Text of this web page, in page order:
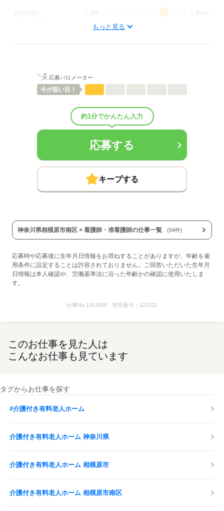
にぎやか
■試用期間の待遇変更有無：無
■試用期間中の労働条件：■その他手当：
生涯設計手当：55,000円を含む
■受動喫煙防止措置：
応募する
もっと見る
応募バロメーター
今が狙い目！
約1分でかんたん入力
応募する
キープする
神奈川県相模原市南区 × 看護師・准看護師の仕事一覧 (54件)
応募時や応募後に生年月日情報をお尋ねすることがありますが、年齢を雇
用条件に設定することは許容されておりません。ご回答いただいた生年月
日情報は本人確認や、労働基準法に沿った年齢かの確認に使用いたしま
す。
仕事No. 1401899 管理番号： 521521
このお仕事を見た人は
こんなお仕事も見ています
タグからお仕事を探す
#介護付き有料老人ホーム
介護付き有料老人ホーム 神奈川県
介護付き有料老人ホーム 相模原市
介護付き有料老人ホーム 相模原市南区